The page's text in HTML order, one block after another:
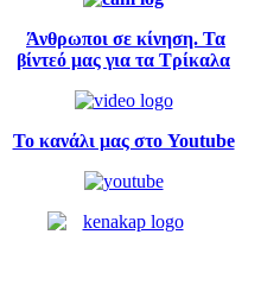
Άνθρωποι σε κίνηση. Τα
βίντεό μας για τα Τρίκαλα
Το κανάλι μας στο Youtube